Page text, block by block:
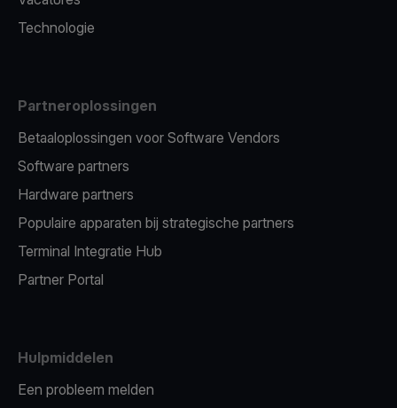
Technologie
Partneroplossingen
Betaaloplossingen voor Software Vendors
Software partners
Hardware partners
Populaire apparaten bij strategische partners
Terminal Integratie Hub
Partner Portal
Hulpmiddelen
Een probleem melden